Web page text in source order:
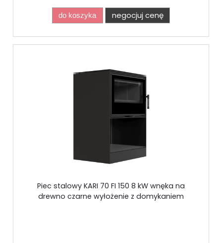
do koszyka negocjuj cenę
Piec stalowy KARI 70 FI 150 8 kW wnęka na
drewno czarne wyłożenie z domykaniem